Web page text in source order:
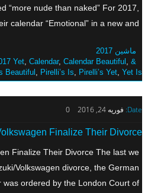
“more nude than naked” For 2017,
calendar “Emotional” in a new and […]
ماشین 2017
2017 Yet,Calendar,Calendar Beautiful,
Beautiful,Pirelli’s Is,Pirelli’s Yet,Yet Is
Date: فوریه 24, 2016 0
Volkswagen Finalize Their Divorce
Finalize Their Divorce The last we
Volkswagen divorce, the German
was ordered by the London Court of